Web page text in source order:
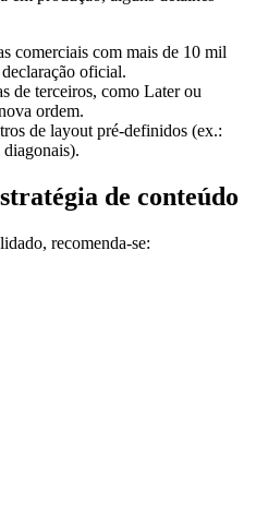
comerciais com mais de 10 mil
oficial.
de terceiros, como Later ou
ordem.
de layout pré‑definidos (ex.:
de conteúdo
recomenda‑se: